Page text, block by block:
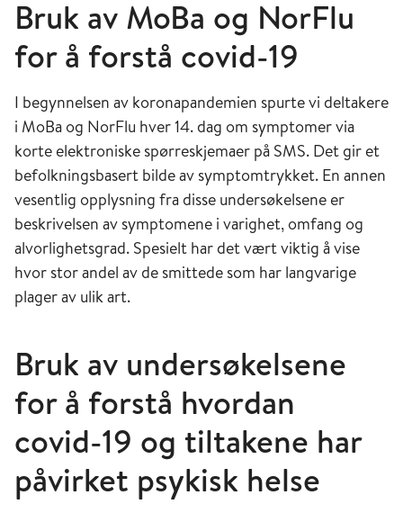
Bruk av MoBa og NorFlu
for å forstå covid-19
I begynnelsen av koronapandemien spurte vi deltakere
i MoBa og NorFlu hver 14. dag om symptomer via
korte elektroniske spørreskjemaer på SMS. Det gir et
befolkningsbasert bilde av symptomtrykket. En annen
vesentlig opplysning fra disse undersøkelsene er
beskrivelsen av symptomene i varighet, omfang og
alvorlighetsgrad. Spesielt har det vært viktig å vise
hvor stor andel av de smittede som har langvarige
plager av ulik art.
Bruk av undersøkelsene
for å forstå hvordan
covid-19 og tiltakene har
påvirket psykisk helse